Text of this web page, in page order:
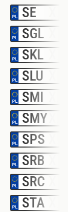
SE
SGL
SKL
SLU
SMI
SMY
SPS
SRB
SRC
STA